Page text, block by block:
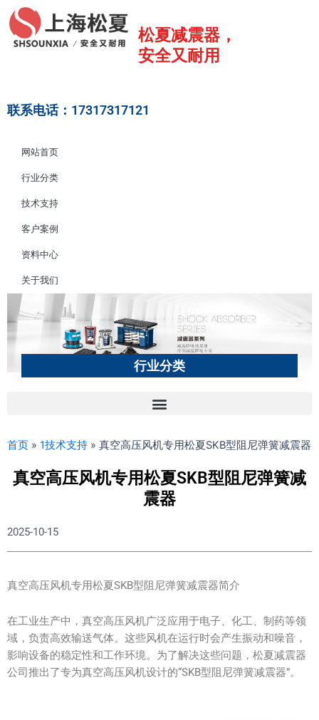
至
松夏减震器，
安全又耐用
联系电话：17317317121
网站首页
行业分类
技术支持
客户案例
资料中心
关于我们
行业分类
首页 » 1技术支持 » 真空高压风机专用松夏SKB型阻尼弹簧减震器
真空高压风机专用松夏SKB型阻尼弹簧减
震器
2025-10-15
真空高压风机专用松夏SKB型阻尼弹簧减震器简介
在工业生产中，真空高压风机广泛应用于电子、化工、制药等领
域，负责高效输送气体。这些风机在运行时会产生振动和噪音，
影响设备的稳定性和工作环境。为了解决这些问题，松夏减震器
公司推出了专为真空高压风机设计的“SKB型阻尼弹簧减震器”。